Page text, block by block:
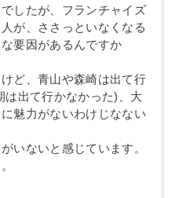
したが、フランチャイズ
が、ささっといなくなる
要因があるんですか
ど、青山や森崎は出て行
出て行かなかった)、大
魅力がないわけじなない
いないと感じています。